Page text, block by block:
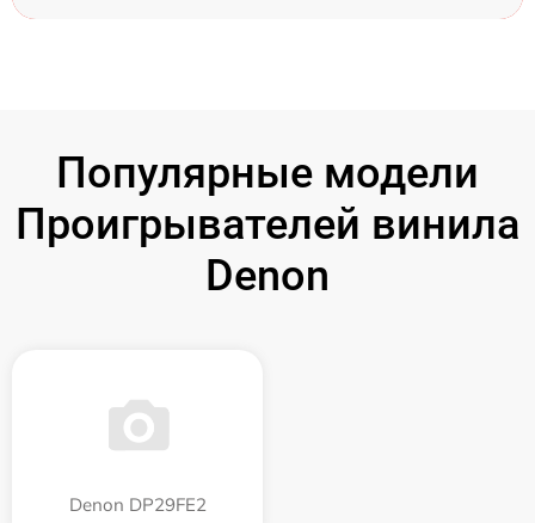
Популярные модели
Проигрывателей винила
Denon
Denon DP29FE2